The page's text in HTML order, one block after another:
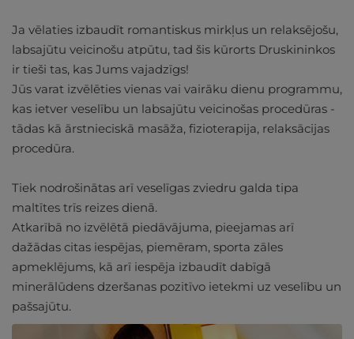
Ja vēlaties izbaudīt romantiskus mirkļus un relaksējošu,
labsajūtu veicinošu atpūtu, tad šis kūrorts Druskininkos
ir tieši tas, kas Jums vajadzīgs!
Jūs varat izvēlēties vienas vai vairāku dienu programmu,
kas ietver veselību un labsajūtu veicinošas procedūras -
tādas kā ārstnieciskā masāža, fizioterapija, relaksācijas
procedūra.
Tiek nodrošinātas arī veselīgas zviedru galda tipa
maltītes trīs reizes dienā.
Atkarībā no izvēlētā piedāvājuma, pieejamas arī
dažādas citas iespējas, piemēram, sporta zāles
apmeklējums, kā arī iespēja izbaudīt dabīgā
minerālūdens dzeršanas pozitīvo ietekmi uz veselību un
pašsajūtu.